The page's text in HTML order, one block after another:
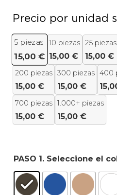
Precio por unidad
5 piezas
15,00 €
10 piezas
15,00 €
25 piezas
15,00 €
200 piezas
15,00 €
300 piezas
15,00 €
400
700 piezas
15,00 €
1.000+ piezas
15,00 €
PASO 1. Seleccione el